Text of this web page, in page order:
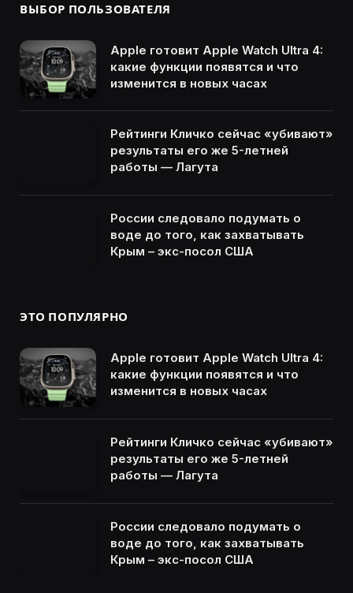
ВЫБОР ПОЛЬЗОВАТЕЛЯ
Apple готовит Apple Watch Ultra 4:
какие функции появятся и что
изменится в новых часах
Рейтинги Кличко сейчас «убивают»
результаты его же 5-летней
работы — Лагута
России следовало подумать о
воде до того, как захватывать
Крым – экс-посол США
ЭТО ПОПУЛЯРНО
Apple готовит Apple Watch Ultra 4:
какие функции появятся и что
изменится в новых часах
Рейтинги Кличко сейчас «убивают»
результаты его же 5-летней
работы — Лагута
России следовало подумать о
воде до того, как захватывать
Крым – экс-посол США